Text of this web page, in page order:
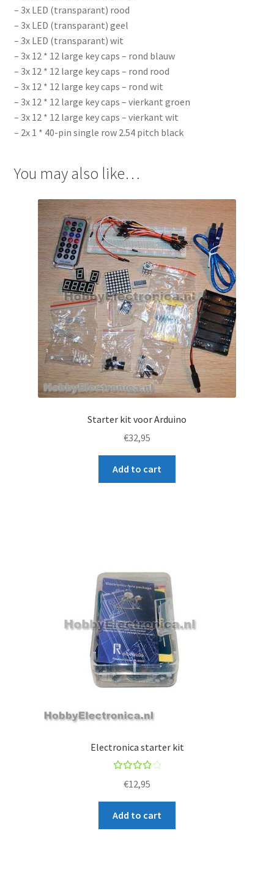
– 3x LED (transparant) rood
– 3x LED (transparant) geel
– 3x LED (transparant) wit
– 3x 12 * 12 large key caps – rond blauw
– 3x 12 * 12 large key caps – rond rood
– 3x 12 * 12 large key caps – rond wit
– 3x 12 * 12 large key caps – vierkant groen
– 3x 12 * 12 large key caps – vierkant wit
– 2x 1 * 40-pin single row 2.54 pitch black
You may also like…
Starter kit voor Arduino
€32,95
Add to cart
Electronica starter kit
4.00
5
€12,95
Add to cart